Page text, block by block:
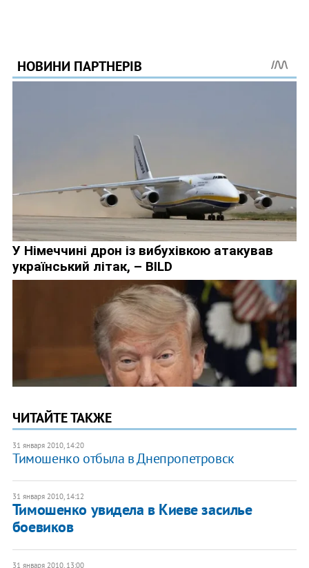
ЧИТАЙТЕ ТАКЖЕ
31 января 2010, 14:20
Тимошенко отбыла в Днепропетровск
31 января 2010, 14:12
Тимошенко увидела в Киеве засилье
боевиков
31 января 2010, 13:00